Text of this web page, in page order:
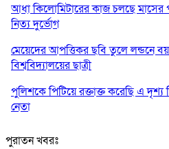
আধা কিলোমিটারের কাজ চলছে মাসের
নিত্য দুর্ভোগ
মেয়েদের আপত্তিকর ছবি তুলে লন্ডনে
বিশ্ববিদ্যালয়ের ছাত্রী
পুলিশকে পিটিয়ে রক্তাক্ত করেছি এ
নেতা
পাঁচ দেশি মাছে মিলল মাইক্রোপ্লাস্টিক,
পুরাতন খবরঃ